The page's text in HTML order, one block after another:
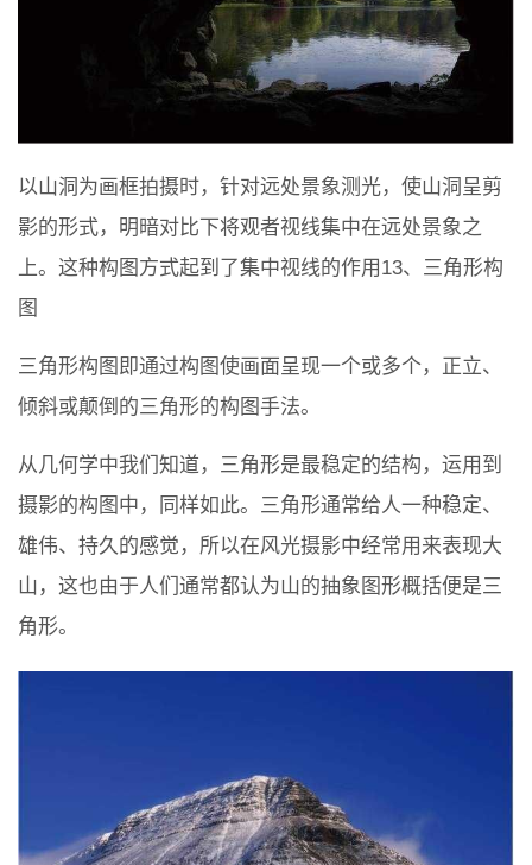
以山洞为画框拍摄时，针对远处景象测光，使山洞呈剪
影的形式，明暗对比下将观者视线集中在远处景象之
上。这种构图方式起到了集中视线的作用13、三角形构
图
三角形构图即通过构图使画面呈现一个或多个，正立、
倾斜或颠倒的三角形的构图手法。
从几何学中我们知道，三角形是最稳定的结构，运用到
摄影的构图中，同样如此。三角形通常给人一种稳定、
雄伟、持久的感觉，所以在风光摄影中经常用来表现大
山，这也由于人们通常都认为山的抽象图形概括便是三
角形。